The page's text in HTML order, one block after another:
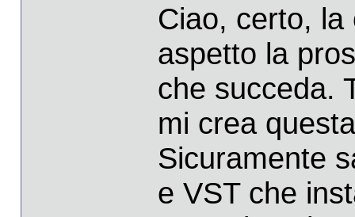
Ciao, certo, la
aspetto la
che succeda.
mi crea
Sicuramente
e VST che